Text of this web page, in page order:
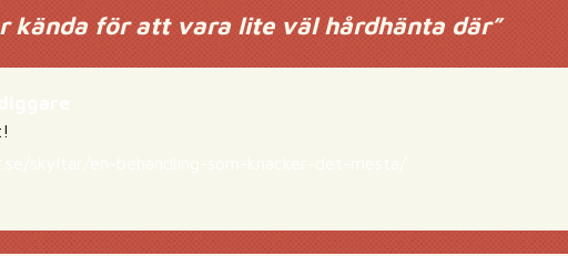
kända för att vara lite väl hårdhänta där”